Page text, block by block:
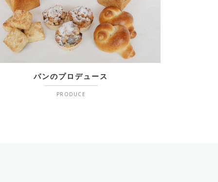
パンのプロデュース
PRODUCE